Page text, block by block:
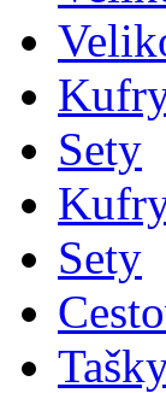
Sety
Sety